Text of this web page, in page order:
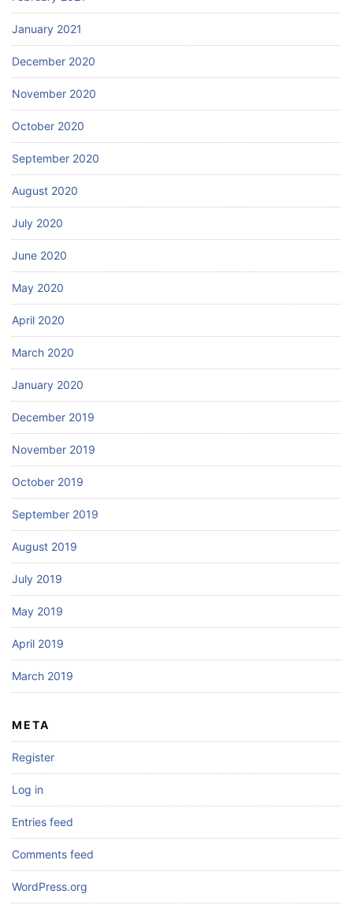
January 2021
December 2020
November 2020
October 2020
September 2020
August 2020
July 2020
June 2020
May 2020
April 2020
March 2020
January 2020
December 2019
November 2019
October 2019
September 2019
August 2019
July 2019
May 2019
April 2019
March 2019
META
Register
Log in
Entries feed
Comments feed
WordPress.org